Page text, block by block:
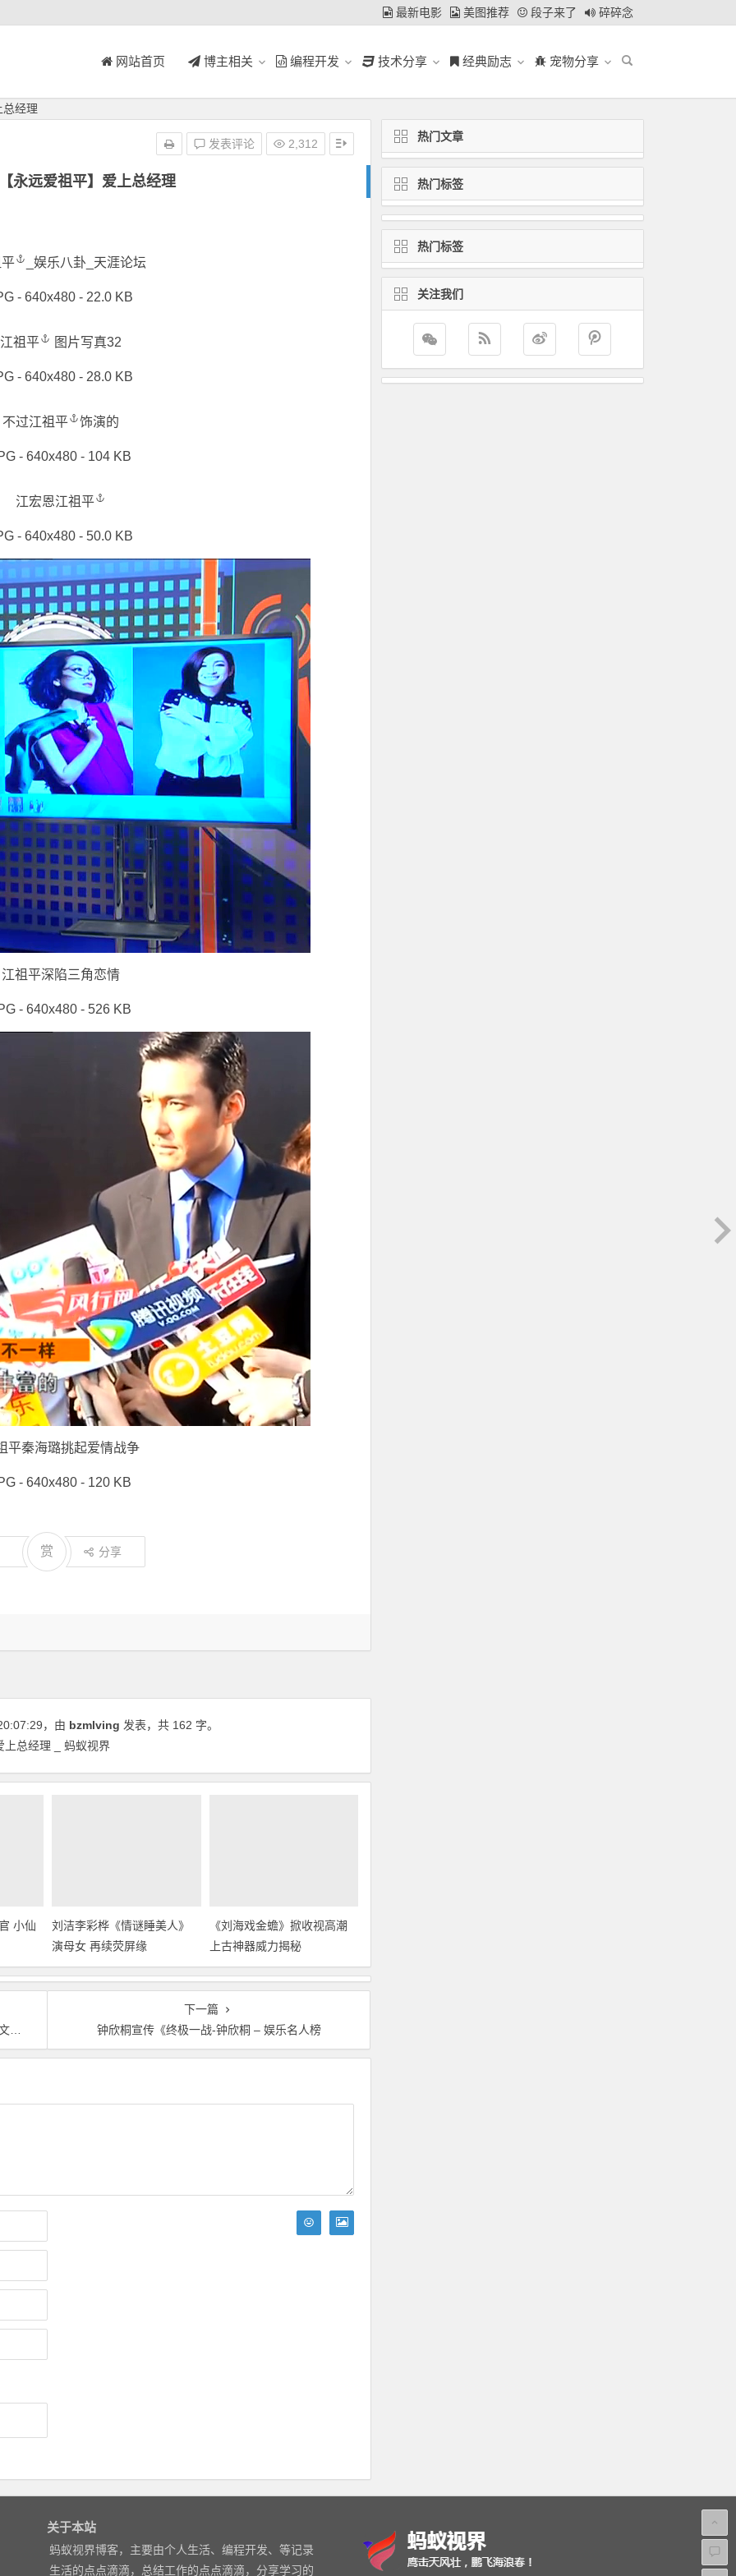
最新电影 美图推荐 段子来了 碎碎念
网站首页 博主相关 编程开发 技术分享 经典励志 宠物分享
经理
永远爱祖平】爱上总经理
发表评论 2,312
_娱乐八卦_天涯论坛
- 640x480 - 22.0 KB
江祖平 图片写真32
- 640x480 - 28.0 KB
不过江祖平 饰演的
- 640x480 - 104 KB
江宏恩江祖平
- 640x480 - 50.0 KB
江祖平深陷三角恋情
- 640x480 - 526 KB
平秦海璐挑起爱情战争
- 640x480 - 120 KB
赏 分享
，由 bzmlving 发表，共 162 字。
上总经理 _ 蚂蚁视界
小仙
刘洁李彩桦《情谜睡美人》
演母女 再续荧屏缘
《刘海戏金蟾》掀收视高潮
上古神器威力揭秘
下一篇
钟欣桐宣传《终极一战-钟欣桐 – 娱乐名人榜
热门文章
热门标签
热门标签
关注我们
关于本站
蚂蚁视界博客，主要由个人生活、编程开发、等记录
生活的点点滴滴，总结工作的点点滴滴，分享学习的